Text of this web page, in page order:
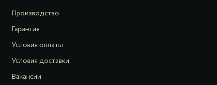
Производство
Гарантия
Условия оплаты
Условия доставки
Вакансии